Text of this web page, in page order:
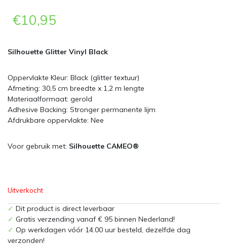
€10,95
Silhouette Glitter Vinyl Black
Oppervlakte Kleur: Black (glitter textuur)
Afmeting: 30,5 cm breedte x 1,2 m lengte
Materiaalformaat: gerold
Adhesive Backing: Stronger permanente lijm
Afdrukbare oppervlakte: Nee
Voor gebruik met: Silhouette CAMEO®
Uitverkocht
✓ Dit product is direct leverbaar
✓ Gratis verzending vanaf € 95 binnen Nederland!
✓ Op werkdagen vóór 14.00 uur besteld, dezelfde dag
verzonden!